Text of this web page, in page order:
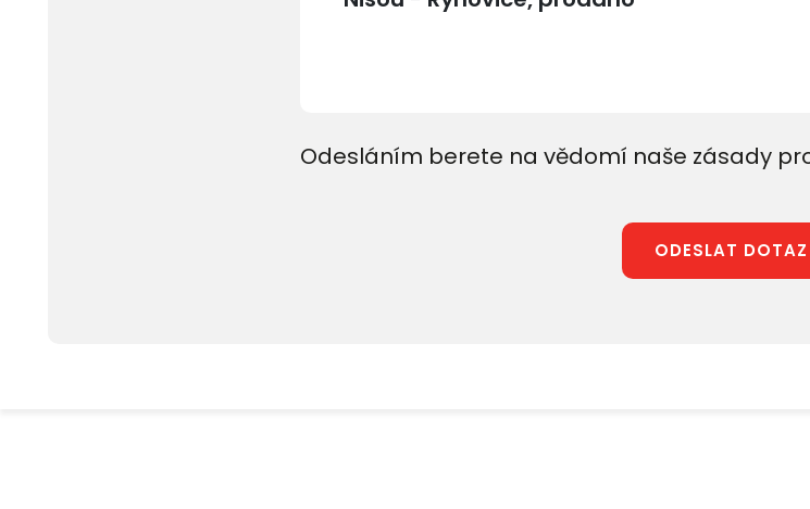
Odesláním berete na vědomí naše zásady
ODESLAT DOTAZ